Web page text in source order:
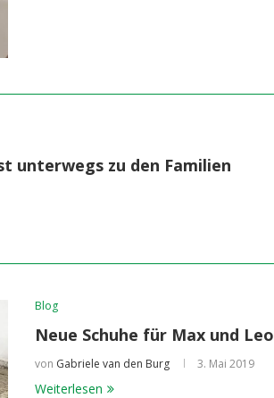
unterwegs zu den Familien
Blog
Neue Schuhe für Max und Leo
von Gabriele van den Burg 3. Mai 2019
Weiterlesen